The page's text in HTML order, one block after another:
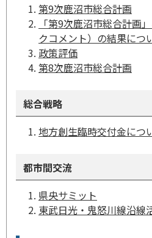
第9次鹿沼市総合計画
「第9次鹿沼市総合計画
クコメント）の結果につ
政策評価
第8次鹿沼市総合計画
総合戦略
地方創生臨時交付金につ
都市間交流
県央サミット
東武日光・鬼怒川線沿線